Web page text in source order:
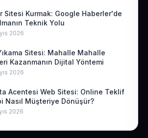
Sitesi Kurmak: Google Haberler'de
Teknik Yolu
2026
Sitesi: Mahalle Mahalle
Kazanmanın Dijital Yöntemi
2026
Acentesi Web Sitesi: Online Teklif
Nasıl Müşteriye Dönüşür?
2026